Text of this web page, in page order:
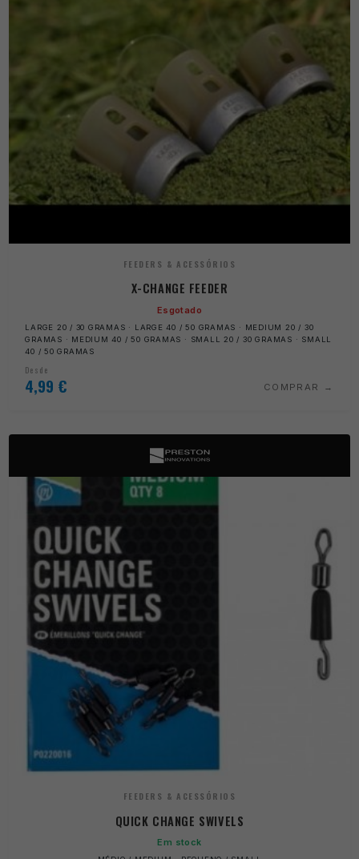
FEEDERS & ACESSÓRIOS
X-CHANGE FEEDER
Esgotado
LARGE 20 / 30 GRAMAS · LARGE 40 / 50 GRAMAS · MEDIUM 20 / 30
GRAMAS · MEDIUM 40 / 50 GRAMAS · SMALL 20 / 30 GRAMAS · SMALL
40 / 50 GRAMAS
Desde
4,99 € COMPRAR
FEEDERS & ACESSÓRIOS
QUICK CHANGE SWIVELS
Em stock